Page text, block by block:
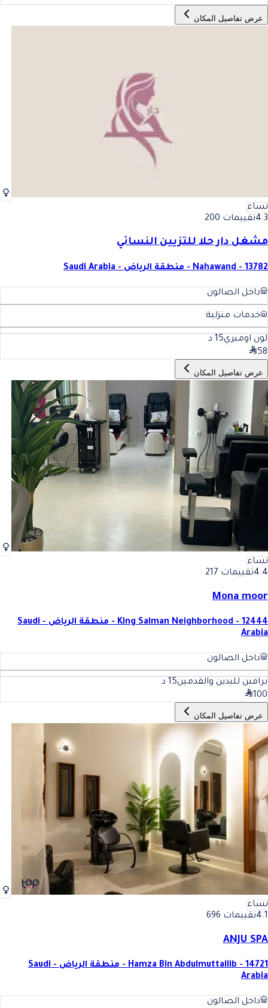
عرض تفاصيل المكان
نساء
4.3تقييمات 200
مشغل دار حلا للتزيين النسائي
Nahawand - 13782 - منطقة الرياض - Saudi Arabia
داخل الصالون
خدمات منزلية
لون اومبري15 د
58
عرض تفاصيل المكان
نساء
4.4تقييمات 217
Mona moor
King Salman Neighborhood - 12444 - منطقة الرياض - Saudi
Arabia
داخل الصالون
برافين لليدين والقدمين15 د
100
عرض تفاصيل المكان
نساء
4.1تقييمات 696
ANJU SPA
Hamza Bin Abdulmuttallib - 14721 - منطقة الرياض - Saudi
Arabia
داخل الصالون